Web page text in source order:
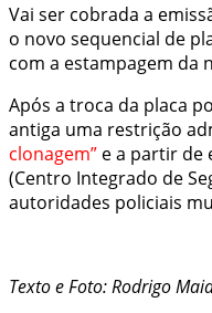
Vai ser cobrada a
o novo sequencial de
com a estampagem da
Após a troca da placa
antiga uma restrição
clonagem” e a partir de
(Centro Integrado de
autoridades policiais
Texto e Foto: Rodrigo